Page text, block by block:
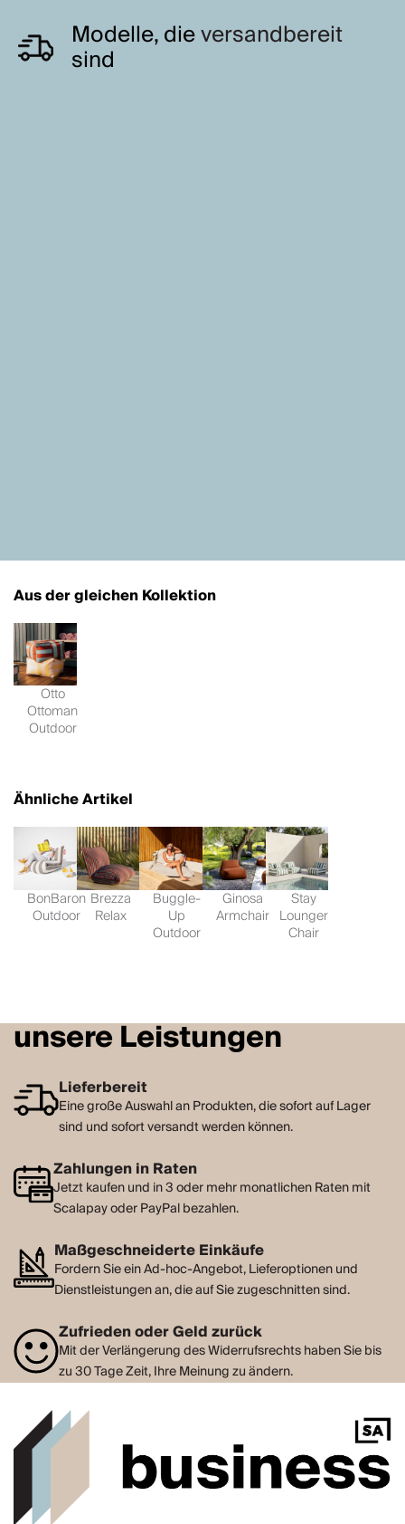
Modelle, dieversandbereit
sind
Aus der gleichen Kollektion
Otto
Ottoman
Outdoor
Ähnliche Artikel
BonBaron
Outdoor
Brezza
Relax
Buggle-
Up
Outdoor
Ginosa
Armchair
Stay
Lounger
Chair
unsere Leistungen
Lieferbereit
Eine große Auswahl an Produkten, die sofort auf Lager
sind und sofort versandt werden können.
Zahlungen in Raten
Jetzt kaufen und in 3 oder mehr monatlichen Raten mit
Scalapay oder PayPal bezahlen.
Maßgeschneiderte Einkäufe
Fordern Sie ein Ad-hoc-Angebot, Lieferoptionen und
Dienstleistungen an, die auf Sie zugeschnitten sind.
Zufrieden oder Geld zurück
Mit der Verlängerung des Widerrufsrechts haben Sie bis
zu 30 Tage Zeit, Ihre Meinung zu ändern.